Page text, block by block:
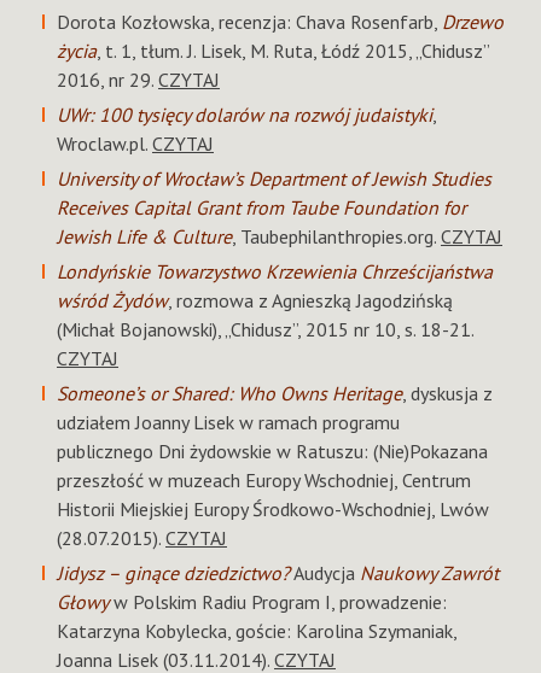
Dorota Kozłowska, recenzja: Chava Rosenfarb, Drzewo
życia, t. 1, tłum. J. Lisek, M. Ruta, Łódź 2015, „Chidusz”
2016, nr 29. CZYTAJ
UWr: 100 tysięcy dolarów na rozwój judaistyki,
Wroclaw.pl. CZYTAJ
University of Wrocław’s Department of Jewish Studies
Receives Capital Grant from Taube Foundation for
Jewish Life & Culture, Taubephilanthropies.org. CZYTAJ
Londyńskie Towarzystwo Krzewienia Chrześcijaństwa
wśród Żydów, rozmowa z Agnieszką Jagodzińską
(Michał Bojanowski), „Chidusz”, 2015 nr 10, s. 18-21.
CZYTAJ
Someone’s or Shared: Who Owns Heritage, dyskusja z
udziałem Joanny Lisek w ramach programu
publicznego Dni żydowskie w Ratuszu: (Nie)Pokazana
przeszłość w muzeach Europy Wschodniej, Centrum
Historii Miejskiej Europy Środkowo-Wschodniej, Lwów
(28.07.2015). CZYTAJ
Jidysz – ginące dziedzictwo?Audycja Naukowy Zawrót
Głowyw Polskim Radiu Program I, prowadzenie:
Katarzyna Kobylecka, goście: Karolina Szymaniak,
Joanna Lisek (03.11.2014). CZYTAJ